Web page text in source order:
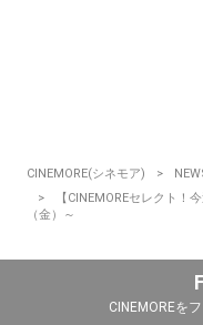
CINEMORE(シネモア)
【CINEMOREセレクト！
（金）～
CINEMOREを